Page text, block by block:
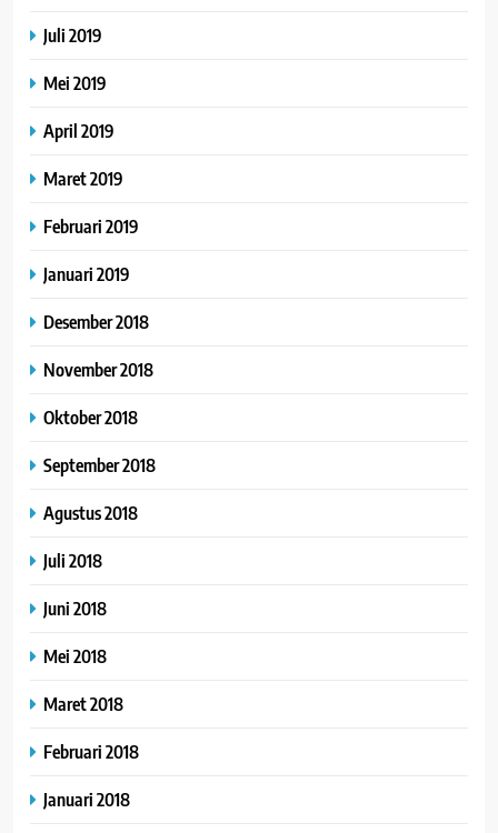
Juli 2019
Mei 2019
April 2019
Maret 2019
Februari 2019
Januari 2019
Desember 2018
November 2018
Oktober 2018
September 2018
Agustus 2018
Juli 2018
Juni 2018
Mei 2018
Maret 2018
Februari 2018
Januari 2018